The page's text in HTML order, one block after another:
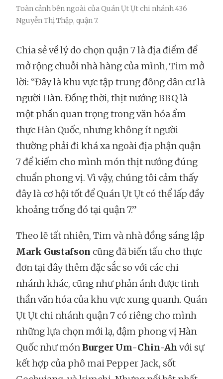
Toàn cảnh bên ngoài của Quán Ụt Ụt chi nhánh 436
Nguyễn Thị Thập, quận 7.
Chia sẻ về lý do chọn quận 7 là địa điểm để
mở rộng chuỗi nhà hàng của mình, Tim mở
lời: “Đây là khu vực tập trung đông dân cư là
người Hàn. Đồng thời, thịt nướng BBQ là
một phần quan trọng trong văn hóa ẩm
thực Hàn Quốc, nhưng không ít người
thường phải đi khá xa ngoài địa phận quận
7 để kiếm cho mình món thịt nướng đúng
chuẩn phong vị. Vì vậy, chúng tôi cảm thấy
đây là cơ hội tốt để Quán Ụt Ụt có thể lấp đầy
khoảng trống đó tại quận 7.”
Theo lẽ tất nhiên, Tim và nhà đồng sáng lập
Mark Gustafson cũng đã biến tấu cho thực
đơn tại đây thêm đặc sắc so với các chi
nhánh khác, cũng như phản ánh được tinh
thần văn hóa của khu vực xung quanh. Quán
Ụt Ụt chi nhánh quận 7 có riêng cho mình
những lựa chọn mới lạ, đậm phong vị Hàn
Quốc như mónBurger Um-Chin-Ah với sự
kết hợp của phô mai Pepper Jack, sốt